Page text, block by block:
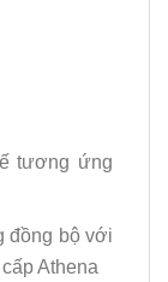
tương ứng
đồng bộ với
Athena